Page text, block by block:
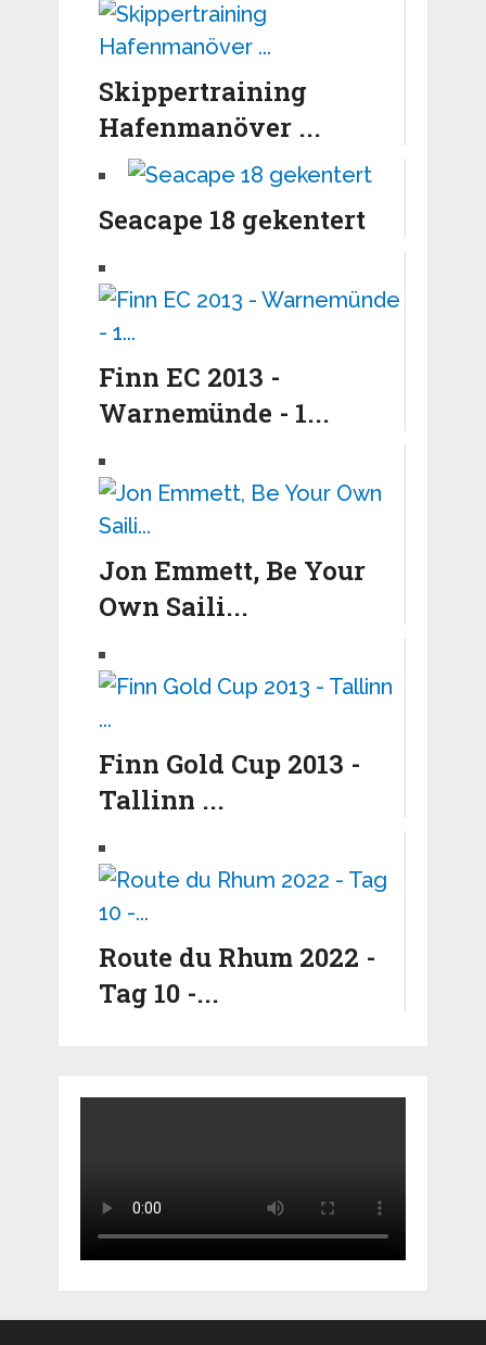
Skippertraining
Hafenmanöver ...
Seacape 18 gekentert
Finn EC 2013 -
Warnemünde - 1...
Jon Emmett, Be Your
Own Saili...
Finn Gold Cup 2013 -
Tallinn ...
Route du Rhum 2022 -
Tag 10 -...